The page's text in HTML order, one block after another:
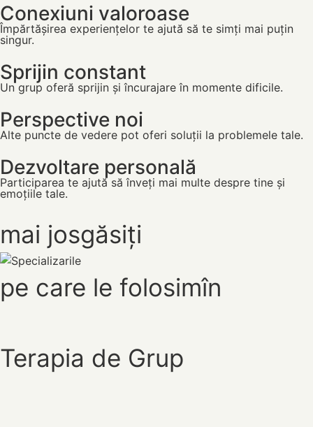
Conexiuni valoroase
Împărtășirea experiențelor te ajută să te simți mai puțin
singur.
Sprijin constant
Un grup oferă sprijin și încurajare în momente dificile.
Perspective noi
Alte puncte de vedere pot oferi soluții la problemele tale.
Dezvoltare personală
Participarea te ajută să înveți mai multe despre tine și
emoțiile tale.
mai josgăsiți
pe care le folosimîn
Terapia de Grup